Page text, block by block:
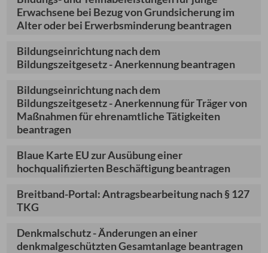
Erwachsene bei Bezug von Grundsicherung im
Alter oder bei Erwerbsminderung beantragen
Bildungseinrichtung nach dem
Bildungszeitgesetz - Anerkennung beantragen
Bildungseinrichtung nach dem
Bildungszeitgesetz - Anerkennung für Träger von
Maßnahmen für ehrenamtliche Tätigkeiten
beantragen
Blaue Karte EU zur Ausübung einer
hochqualifizierten Beschäftigung beantragen
Breitband-Portal: Antragsbearbeitung nach § 127
TKG
Denkmalschutz - Änderungen an einer
denkmalgeschützten Gesamtanlage beantragen